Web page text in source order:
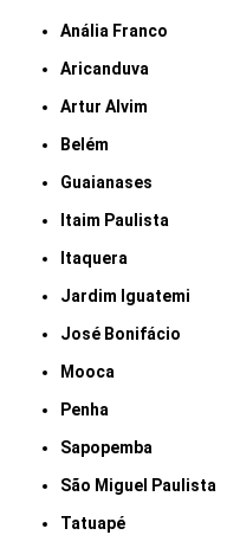
Anália Franco
Aricanduva
Artur Alvim
Belém
Guaianases
Itaim Paulista
Itaquera
Jardim Iguatemi
José Bonifácio
Mooca
Penha
Sapopemba
São Miguel Paulista
Tatuapé